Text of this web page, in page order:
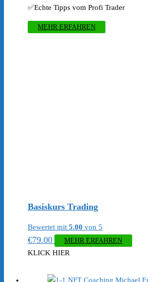
✅Echte Tipps vom Profi Trader
MEHR ERFAHREN
Basiskurs Trading
Bewertet mit 5.00 von 5
€79.00 MEHR ERFAHREN
KLICK HIER